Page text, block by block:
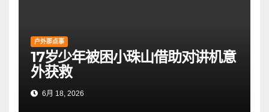
户外那点事
17岁少年被困小珠山借助对讲机意
外获救
6月 18, 2026